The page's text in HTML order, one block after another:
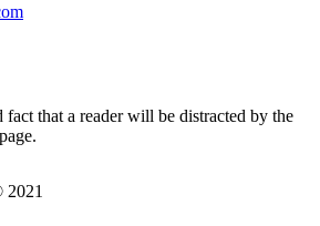
fact that a reader will be distracted by the
2021